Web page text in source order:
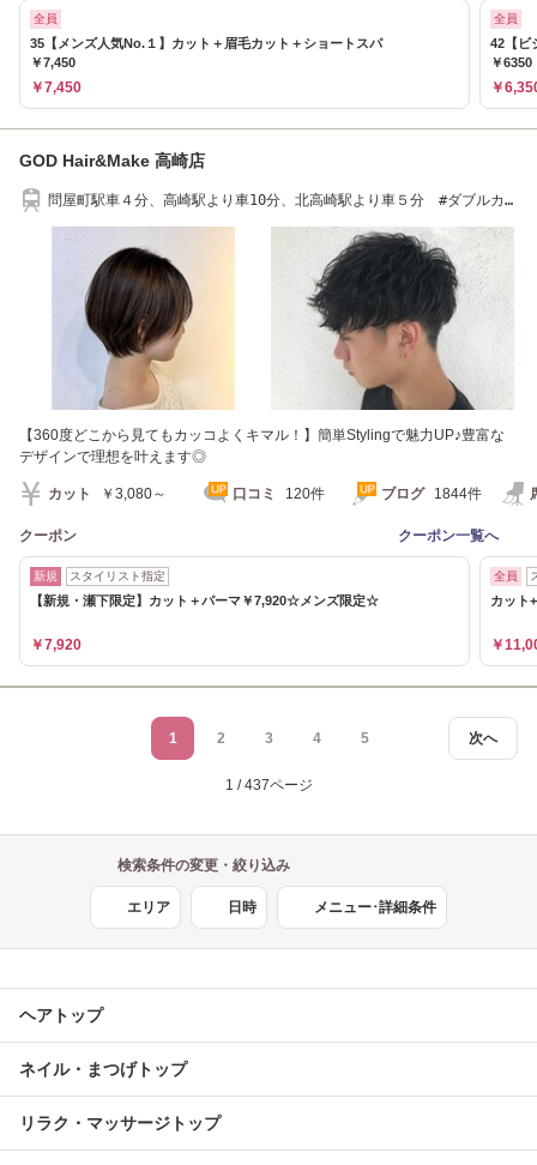
全員
35【メンズ人気No.１】カット＋眉毛カット＋ショートスパ
￥7,450
￥7,450
全員
42【ビ
￥6350
￥
GOD Hair&Make 高崎店
問屋町駅車４分、高崎駅より車10分、北高崎駅より車５分 #ダブルカ
【360度どこから見てもカッコよくキマル！】簡単Stylingで魅力UP♪豊富な
デザインで理想を叶えます◎
カット ￥3,080～ 口コミ 120件 ブログ 1844件
クーポン クーポン一覧へ
新規 スタイリスト指定
【新規・瀬下限定】カット＋パーマ￥7,920☆メンズ限定☆
￥7,920
全員
カット
￥
次へ
1 2 3 4 5
1 / 437ページ
検索条件の変更・絞り込み
エリア 日時 メニュー･詳細条件
ヘアトップ
ネイル・まつげトップ
リラク・マッサージトップ